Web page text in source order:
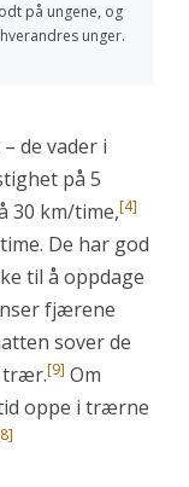
på ungene, og
unger.
de vader i
på 5
30 km/time,[4]
De har god
til å oppdage
fjærene
sover de
trær.[9] Om
oppe i trærne